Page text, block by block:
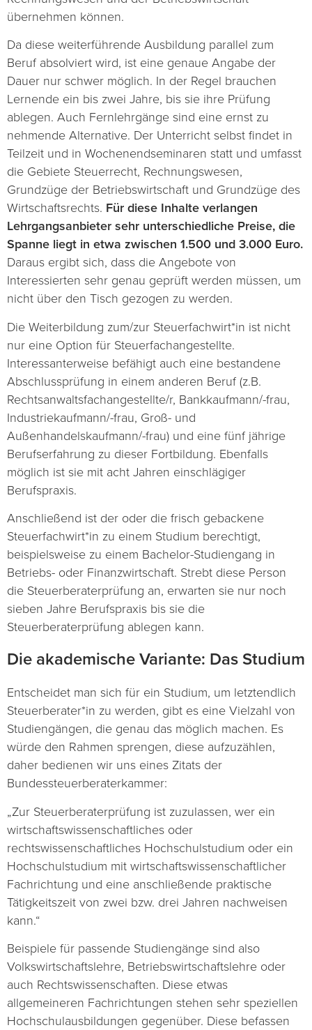
übernehmen können.
Da diese weiterführende Ausbildung parallel zum
Beruf absolviert wird, ist eine genaue Angabe der
Dauer nur schwer möglich. In der Regel brauchen
Lernende ein bis zwei Jahre, bis sie ihre Prüfung
ablegen. Auch Fernlehrgänge sind eine ernst zu
nehmende Alternative. Der Unterricht selbst findet in
Teilzeit und in Wochenendseminaren statt und umfasst
die Gebiete Steuerrecht, Rechnungswesen,
Grundzüge der Betriebswirtschaft und Grundzüge des
Wirtschaftsrechts. Für diese Inhalte verlangen
Lehrgangsanbieter sehr unterschiedliche Preise, die
Spanne liegt in etwa zwischen 1.500 und 3.000 Euro.
Daraus ergibt sich, dass die Angebote von
Interessierten sehr genau geprüft werden müssen, um
nicht über den Tisch gezogen zu werden.
Die Weiterbildung zum/zur Steuerfachwirt*in ist nicht
nur eine Option für Steuerfachangestellte.
Interessanterweise befähigt auch eine bestandene
Abschlussprüfung in einem anderen Beruf (z.B.
Rechtsanwaltsfachangestellte/r, Bankkaufmann/-frau,
Industriekaufmann/-frau, Groß- und
Außenhandelskaufmann/-frau) und eine fünf jährige
Berufserfahrung zu dieser Fortbildung. Ebenfalls
möglich ist sie mit acht Jahren einschlägiger
Berufspraxis.
Anschließend ist der oder die frisch gebackene
Steuerfachwirt*in zu einem Studium berechtigt,
beispielsweise zu einem Bachelor-Studiengang in
Betriebs- oder Finanzwirtschaft. Strebt diese Person
die Steuerberaterprüfung an, erwarten sie nur noch
sieben Jahre Berufspraxis bis sie die
Steuerberaterprüfung ablegen kann.
Die akademische Variante: Das Studium
Entscheidet man sich für ein Studium, um letztendlich
Steuerberater*in zu werden, gibt es eine Vielzahl von
Studiengängen, die genau das möglich machen. Es
würde den Rahmen sprengen, diese aufzuzählen,
daher bedienen wir uns eines Zitats der
Bundessteuerberaterkammer:
„Zur Steuerberaterprüfung ist zuzulassen, wer ein
wirtschaftswissenschaftliches oder
rechtswissenschaftliches Hochschulstudium oder ein
Hochschulstudium mit wirtschaftswissenschaftlicher
Fachrichtung und eine anschließende praktische
Tätigkeitszeit von zwei bzw. drei Jahren nachweisen
kann.“
Beispiele für passende Studiengänge sind also
Volkswirtschaftslehre, Betriebswirtschaftslehre oder
auch Rechtswissenschaften. Diese etwas
allgemeineren Fachrichtungen stehen sehr speziellen
Hochschulausbildungen gegenüber. Diese befassen